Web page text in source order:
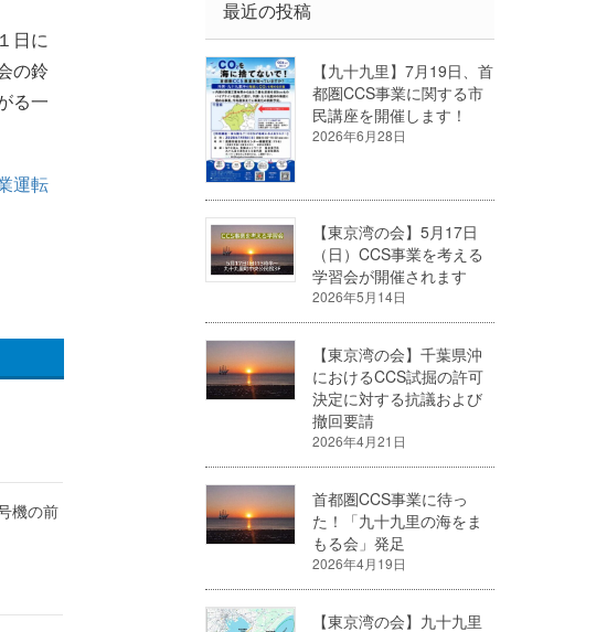
日に
の鈴
る一
運転
機の前
最近の投稿
【九十九里】7月19日、首
都圏CCS事業に関する市
民講座を開催します！
2026年6月28日
【東京湾の会】5月17日
（日）CCS事業を考える
学習会が開催されます
2026年5月14日
【東京湾の会】千葉県沖
におけるCCS試掘の許可
決定に対する抗議および
撤回要請
2026年4月21日
首都圏CCS事業に待っ
た！「九十九里の海をま
もる会」発足
2026年4月19日
【東京湾の会】九十九里